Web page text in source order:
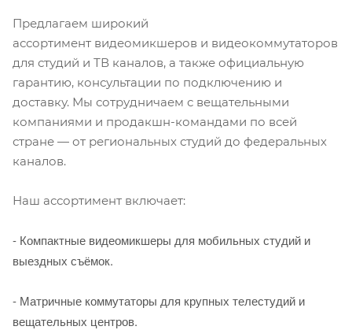
Предлагаем широкий
ассортимент видеомикшеров и видеокоммутаторов
для студий и ТВ каналов, а также официальную
гарантию, консультации по подключению и
доставку. Мы сотрудничаем с вещательными
компаниями и продакшн-командами по всей
стране — от региональных студий до федеральных
каналов.
Наш ассортимент включает:
- Компактные видеомикшеры для мобильных студий и
выездных съёмок.
- Матричные коммутаторы для крупных телестудий и
вещательных центров.